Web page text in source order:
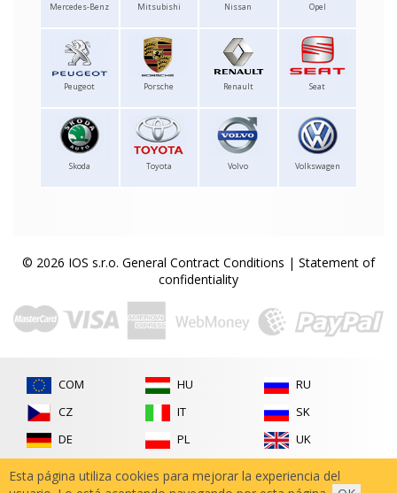
Mercedes-Benz Mitsubishi Nissan Opel
Peugeot Porsche Renault Seat
Skoda Toyota Volvo Volkswagen
© 2026 IOS s.r.o. General Contract Conditions | Statement of
confidentiality
COM
CZ
DE
HU
IT
PL
RU
SK
UK
Esta página utiliza cookies para mejorar la experiencia del